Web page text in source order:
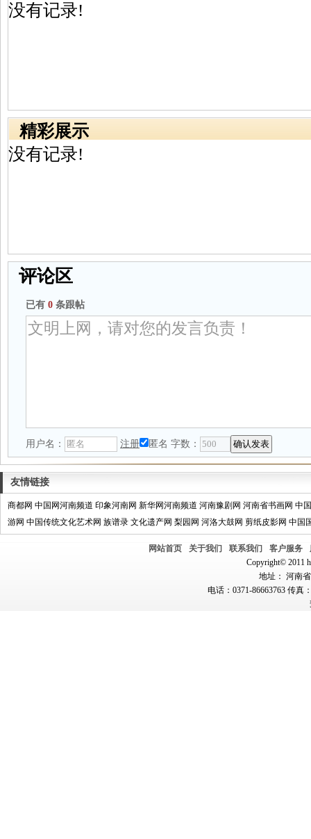
没有记录!
精彩展示
没有记录!
评论区
已有 0 条跟帖
用户名： 注册 匿名 字数：
友情链接
商都网 中国网河南频道 印象河南网 新华网河南频道 河南豫剧网 河南省书画网 中
游网 中国传统文化艺术网 族谱录 文化遗产网 梨园网 河洛大鼓网 剪纸皮影网 中国
网站首页 关于我们 联系我们 客户服务
Copyright© 2011
地址： 河南
电话：0371-86663763 传真